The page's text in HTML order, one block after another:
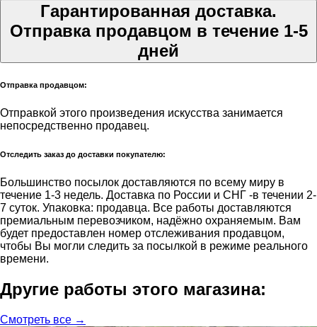
Гарантированная доставка.
Отправка продавцом в течение 1-5
дней
Отправка продавцом:
Отправкой этого произведения искусства занимается
непосредственно продавец.
Отследить заказ до доставки покупателю:
Большинство посылок доставляются по всему миру в
течение 1-3 недель. Доставка по России и СНГ -в течении 2-
7 суток. Упаковка: продавца. Все работы доставляются
премиальным перевозчиком, надёжно охраняемым. Вам
будет предоставлен номер отслеживания продавцом,
чтобы Вы могли следить за посылкой в режиме реального
времени.
Другие работы этого магазина:
Смотреть все →